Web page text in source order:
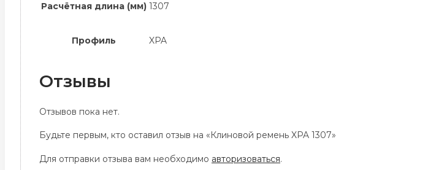
Расчётная длина (мм) 1307
Профиль XPA
Отзывы
Отзывов пока нет.
Будьте первым, кто оставил отзыв на «Клиновой ремень XPA 1307»
Для отправки отзыва вам необходимо авторизоваться.